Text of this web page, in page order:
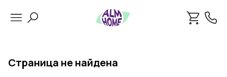
Страница не найдена